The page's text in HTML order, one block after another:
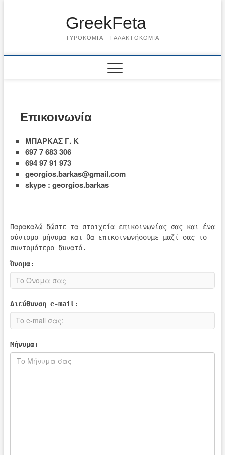
GreekFeta
ΤΥΡΟΚΟΜΊΑ – ΓΑΛΑΚΤΟΚΟΜΊΑ
Επικοινωνία
ΜΠΑΡΚΑΣ Γ. Κ
697 7 683 306
694 97 91 973
georgios.barkas@gmail.com
skype : georgios.barkas
Παρακαλώ δώστε τα στοιχεία επικοινωνίας σας και ένα
σύντομο μήνυμα και θα επικοινωνήσουμε μαζί σας το
συντομότερο δυνατό.
Όνομα:
Διεύθυνση e-mail:
Μήνυμα: